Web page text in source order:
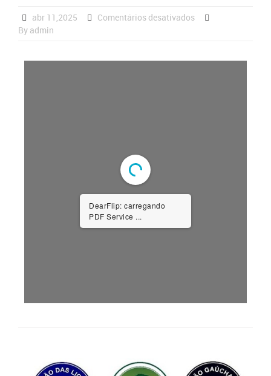
abr 11,2025
Comentários desativados
By admin
DearFlip: carregando
PDF Service ...